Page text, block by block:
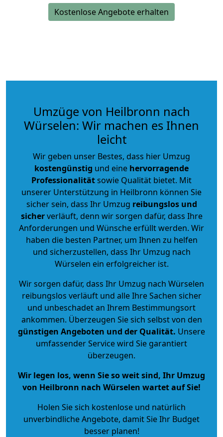
Kostenlose Angebote erhalten
Umzüge von Heilbronn nach
Würselen: Wir machen es Ihnen
leicht
Wir geben unser Bestes, dass hier Umzug
kostengünstig und eine hervorragende
Professionalitätsowie Qualität bietet. Mit
unserer Unterstützung in Heilbronn können Sie
sicher sein, dass Ihr Umzug reibungslos und
sicherverläuft, denn wir sorgen dafür, dass Ihre
Anforderungen und Wünsche erfüllt werden. Wir
haben die besten Partner, um Ihnen zu helfen
und sicherzustellen, dass Ihr Umzug nach
Würselen ein erfolgreicher ist.
Wir sorgen dafür, dass Ihr Umzug nach Würselen
reibungslos verläuft und alle Ihre Sachen sicher
und unbeschadet an Ihrem Bestimmungsort
ankommen. Überzeugen Sie sich selbst von den
günstigen Angeboten und der Qualität. Unsere
umfassender Service wird Sie garantiert
überzeugen.
Wir legen los, wenn Sie so weit sind, Ihr Umzug
von Heilbronn nach Würselen wartet auf Sie!
Holen Sie sich kostenlose und natürlich
unverbindliche Angebote, damit Sie Ihr Budget
besser planen!